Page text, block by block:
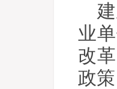
业
改
政